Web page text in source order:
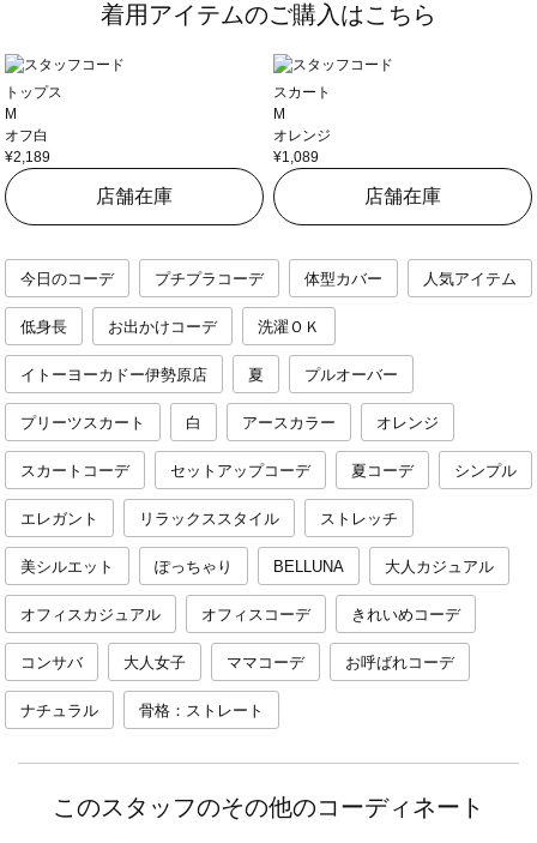
着用アイテムのご購入はこちら
トップス
M
オフ白
¥2,189
店舗在庫
スカート
M
オレンジ
¥1,089
店舗在庫
今日のコーデ プチプラコーデ 体型カバー 人気アイテム
低身長 お出かけコーデ 洗濯ＯＫ
イトーヨーカドー伊勢原店 夏 プルオーバー
プリーツスカート 白 アースカラー オレンジ
スカートコーデ セットアップコーデ 夏コーデ シンプル
エレガント リラックススタイル ストレッチ
美シルエット ぽっちゃり BELLUNA 大人カジュアル
オフィスカジュアル オフィスコーデ きれいめコーデ
コンサバ 大人女子 ママコーデ お呼ばれコーデ
ナチュラル 骨格：ストレート
このスタッフのその他のコーディネート